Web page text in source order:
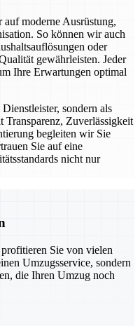
moderne Ausrüstung,
So können wir auch
oder
gewährleisten. Jeder
Ihre Erwartungen optimal
sondern als
Transparenz, Zuverlässigkeit
begleiten wir Sie
Sie auf eine
nicht nur
Sie von vielen
Umzugsservice, sondern
die Ihren Umzug noch